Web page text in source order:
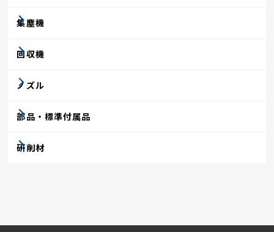
集塵機
回収機
ノズル
部品・標準付属品
研削材